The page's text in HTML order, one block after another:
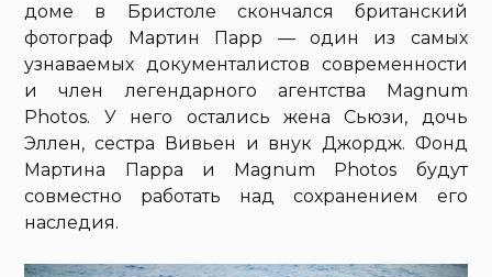
доме в Бристоле скончался британский
фотограф Мартин Парр — один из самых
узнаваемых документалистов современности
и член легендарного агентства Magnum
Photos. У него остались жена Сьюзи, дочь
Эллен, сестра Вивьен и внук Джордж. Фонд
Мартина Парра и Magnum Photos будут
совместно работать над сохранением его
наследия.